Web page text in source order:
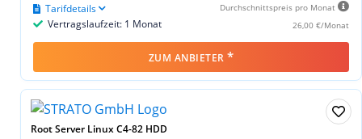
Durchschnittspreis pro Monat
26,00 €/Monat
Vertragslaufzeit: 1 Monat
Tarifdetails
ZUM ANBIETER *
Root Server Linux C4-82 HDD